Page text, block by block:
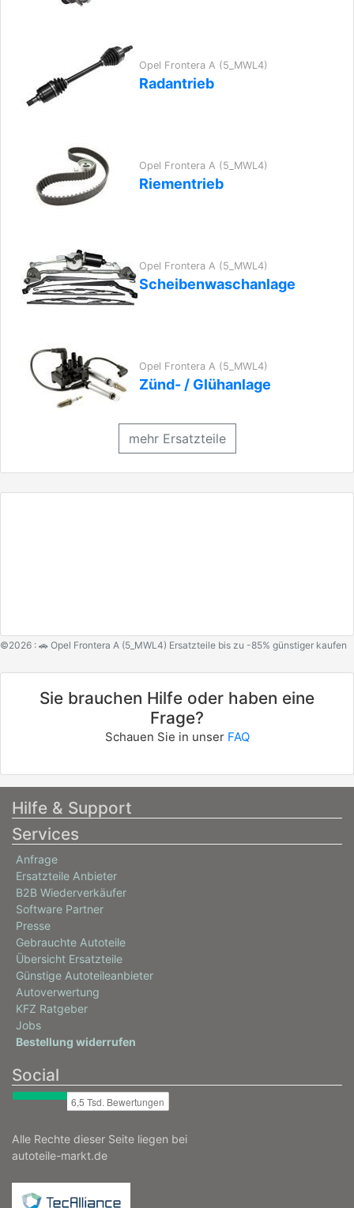
Opel Frontera A (5_MWL4)
Radantrieb
Opel Frontera A (5_MWL4)
Riementrieb
Opel Frontera A (5_MWL4)
Scheibenwaschanlage
Opel Frontera A (5_MWL4)
Zünd- / Glühanlage
mehr Ersatzteile
©2026 : 🚗 Opel Frontera A (5_MWL4) Ersatzteile bis zu -85% günstiger kaufen
Sie brauchen Hilfe oder haben eine
Frage?
Schauen Sie in unser FAQ
Hilfe & Support
Services
Anfrage
Ersatzteile Anbieter
B2B Wiederverkäufer
Software Partner
Presse
Gebrauchte Autoteile
Übersicht Ersatzteile
Günstige Autoteileanbieter
Autoverwertung
KFZ Ratgeber
Jobs
Bestellung widerrufen
Social
Alle Rechte dieser Seite liegen bei
autoteile-markt.de